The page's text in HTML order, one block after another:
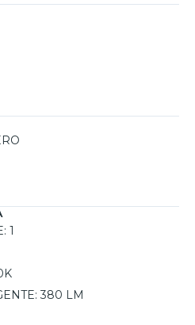
solare assicura
ridotti.
1
380 LM